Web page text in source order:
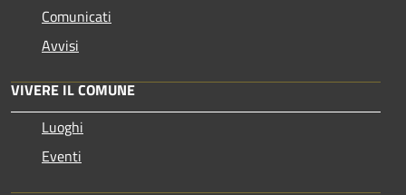
Comunicati
Avvisi
VIVERE IL COMUNE
Luoghi
Eventi